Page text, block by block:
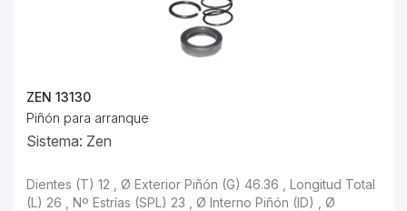
ZEN 13130
Piñón para arranque
Sistema: Zen
Dientes (T) 12 , Ø Exterior Piñón (G) 46.36 , Longitud Total
(L) 26 , Nº Estrías (SPL) 23 , Ø Interno Piñón (ID) , Ø